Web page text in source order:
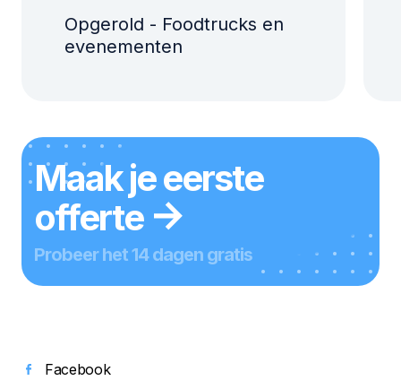
Opgerold - Foodtrucks en
evenementen
Maak je eerste
offerte
Probeer het 14 dagen gratis
Facebook